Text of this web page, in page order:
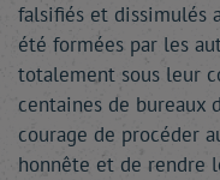
falsifiés et dissimulés
été formées par les
totalement sous leur
centaines de bureaux
courage de procéder
honnête et de rendre